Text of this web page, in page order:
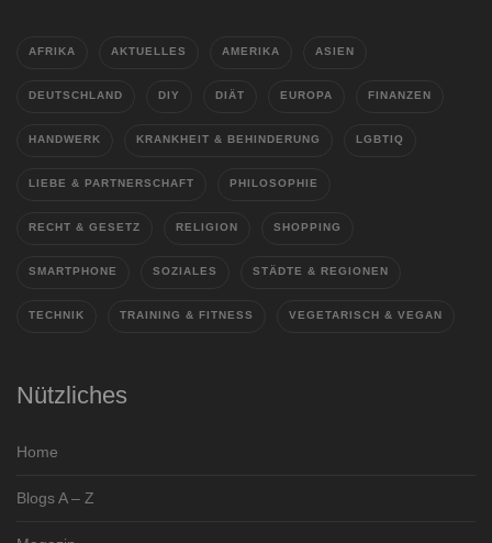
AFRIKA AKTUELLES AMERIKA ASIEN
DEUTSCHLAND DIY DIÄT EUROPA FINANZEN
HANDWERK KRANKHEIT & BEHINDERUNG LGBTIQ
LIEBE & PARTNERSCHAFT PHILOSOPHIE
RECHT & GESETZ RELIGION SHOPPING
SMARTPHONE SOZIALES STÄDTE & REGIONEN
TECHNIK TRAINING & FITNESS VEGETARISCH & VEGAN
Nützliches
Home
Blogs A – Z